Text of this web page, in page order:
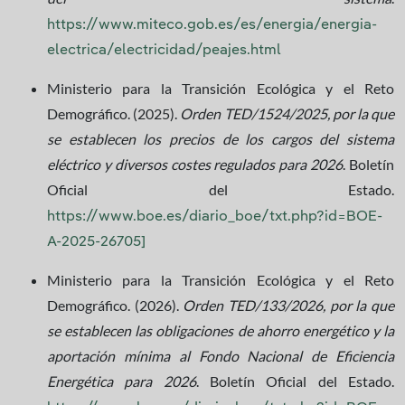
https://www.miteco.gob.es/es/energia/energia-
electrica/electricidad/peajes.html
Ministerio para la Transición Ecológica y el Reto
Demográfico. (2025). Orden TED/1524/2025, por la que
se establecen los precios de los cargos del sistema
eléctrico y diversos costes regulados para 2026. Boletín
Oficial del Estado.
https://www.boe.es/diario_boe/txt.php?id=BOE-
A-2025-26705]
Ministerio para la Transición Ecológica y el Reto
Demográfico. (2026). Orden TED/133/2026, por la que
se establecen las obligaciones de ahorro energético y la
aportación mínima al Fondo Nacional de Eficiencia
Energética para 2026. Boletín Oficial del Estado.